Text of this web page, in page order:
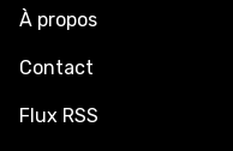
À propos
Contact
Flux RSS